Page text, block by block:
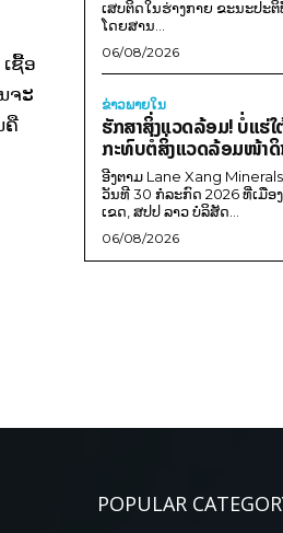
ຊື້ອ
ຈະ
ຄື
ເສບຕິດໃນຮ່າງກາຍ ຂະນະປະ
ໂດຍສານ...
06/08/2026
ຂ່າວພາຍ​ໃນ
ຮັກສາສິ່ງແວດລ້ອມ! ບໍ່ແຮ່
ກະທົບຕໍ່ສິ່ງແວດລ້ອມໜ້າ
ອີງຕາມ Lane Xang
ວັນທີ 30 ກໍລະກົດ 2026 ທີ່ເມື
ເຂດ, ສປປ ລາວ ບໍລິສັດ...
06/08/2026
POPULAR